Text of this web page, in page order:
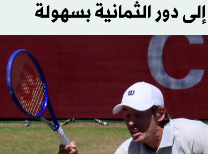
دور الثمانية بسهولة